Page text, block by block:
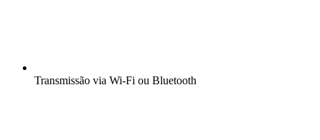
Transmissão via Wi-Fi ou Bluetooth